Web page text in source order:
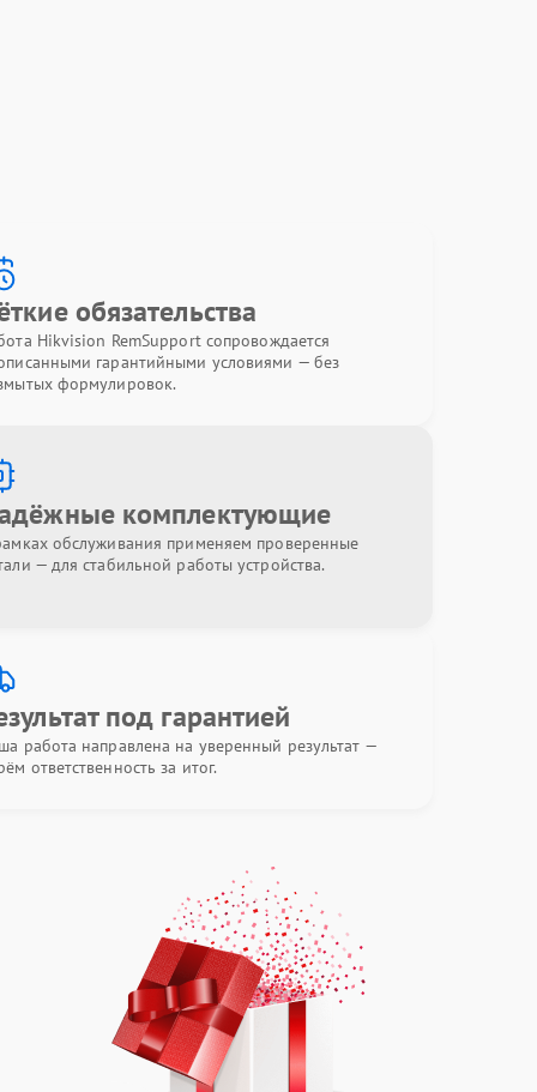
обязательства
Hikvision RemSupport сопровождается
гарантийными условиями — без
формулировок.
комплектующие
обслуживания применяем проверенные
— для стабильной работы устройства.
под гарантией
работа направлена на уверенный результат —
ответственность за итог.